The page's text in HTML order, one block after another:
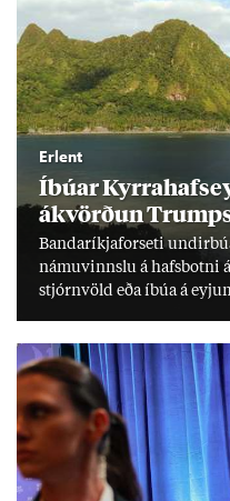
Erlent
Íbú­ar
ákvörð­un
Banda­ríkja­for­seti
námu­vinnslu á hafs­botni
stjórn­völd eða íbúa á